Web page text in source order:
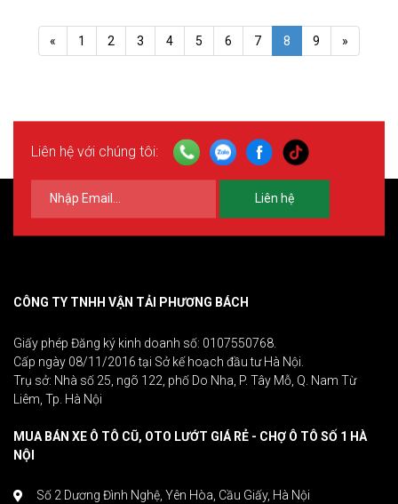
« 1 2 3 4 5 6 7 8 9 »
Liên hệ với chúng tôi:
Liên hệ
CÔNG TY TNHH VẬN TẢI PHƯƠNG BÁCH
Giấy phép Đăng ký kinh doanh số: 0107550768.
Cấp ngày 08/11/2016 tại Sở kế hoạch đầu tư Hà Nội.
Trụ sở: Nhà số 25, ngõ 122, phố Do Nha, P. Tây Mỗ, Q. Nam Từ
Liêm, Tp. Hà Nội
MUA BÁN XE Ô TÔ CŨ, OTO LƯỚT GIÁ RẺ - CHỢ Ô TÔ SỐ 1 HÀ
NỘI
Số 2 Dương Đình Nghệ, Yên Hòa, Cầu Giấy, Hà Nội